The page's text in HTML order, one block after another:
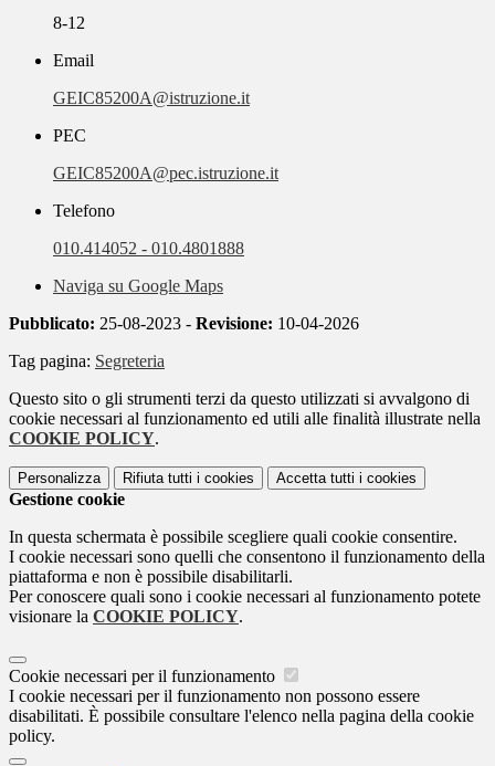
8-12
Email
GEIC85200A@istruzione.it
PEC
GEIC85200A@pec.istruzione.it
Telefono
010.414052 - 010.4801888
Naviga su Google Maps
Pubblicato: 25-08-2023 - Revisione: 10-04-2026
Tag pagina: Segreteria
Questo sito o gli strumenti terzi da questo utilizzati si avvalgono di
cookie necessari al funzionamento ed utili alle finalità illustrate nella
COOKIE POLICY.
Personalizza Rifiuta tutti i cookies Accetta tutti i cookies
Gestione cookie
In questa schermata è possibile scegliere quali cookie consentire.
I cookie necessari sono quelli che consentono il funzionamento della
piattaforma e non è possibile disabilitarli.
Per conoscere quali sono i cookie necessari al funzionamento potete
visionare la COOKIE POLICY.
Cookie necessari per il funzionamento
I cookie necessari per il funzionamento non possono essere
disabilitati. È possibile consultare l'elenco nella pagina della cookie
policy.